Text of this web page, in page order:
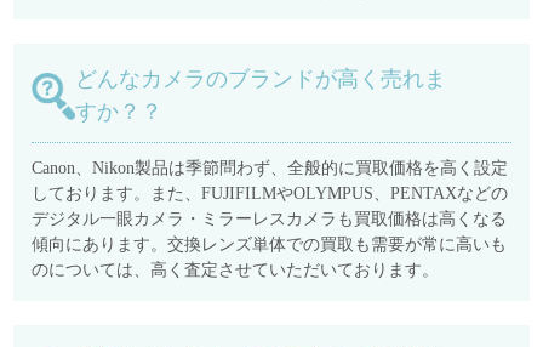
どんなカメラのブランドが高く売れま
すか？？
Canon、Nikon製品は季節問わず、全般的に買取価格を高く設定
しております。また、FUJIFILMやOLYMPUS、PENTAXなどの
デジタル一眼カメラ・ミラーレスカメラも買取価格は高くなる
傾向にあります。交換レンズ単体での買取も需要が常に高いも
のについては、高く査定させていただいております。